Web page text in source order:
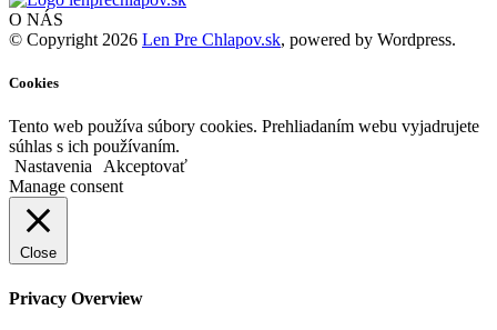
O NÁS
© Copyright 2026 Len Pre Chlapov.sk, powered by Wordpress.
Cookies
Tento web používa súbory cookies. Prehliadaním webu vyjadrujete
súhlas s ich používaním.
Nastavenia
Akceptovať
Manage consent
Close
Privacy Overview